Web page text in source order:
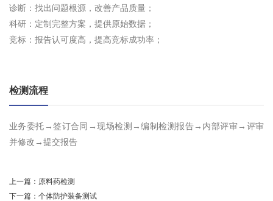
诊断：找出问题根源，改善产品质量；
科研：定制完整方案，提供原始数据；
竞标：报告认可度高，提高竞标成功率；
检测流程
业务委托→签订合同→现场检测→编制检测报告→内部评审→评审
并修改→提交报告
上一篇： 原料药检测
下一篇： 个体防护装备测试